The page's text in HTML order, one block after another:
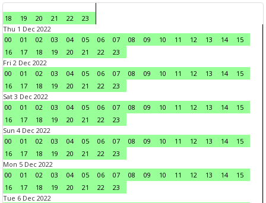
18 19 20 21 22
23
Thu 1 Dec 2022
00
01 02 03 04 05 06 07 08 09 10 11 12 13 14
15
16
17 18 19 20 21 22
23
Fri 2 Dec 2022
00
01 02 03 04 05 06 07 08 09 10 11 12 13 14
15
16
17 18 19 20 21 22
23
Sat 3 Dec 2022
00
01 02 03 04 05 06 07 08 09 10 11 12 13 14
15
16
17 18 19 20 21 22
23
Sun 4 Dec 2022
00
01 02 03 04 05 06 07 08 09 10 11 12 13 14
15
16
17 18 19 20 21 22
23
Mon 5 Dec 2022
00
01 02 03 04 05 06 07 08 09 10 11 12 13 14
15
16
17 18 19 20 21 22
23
Tue 6 Dec 2022